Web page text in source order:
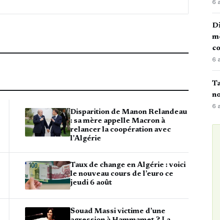
Disparition de Manon Relandeau
: sa mère appelle Macron à
relancer la coopération avec
l’Algérie
Taux de change en Algérie : voici
le nouveau cours de l’euro ce
jeudi 6 août
Souad Massi victime d’une
6
6
6